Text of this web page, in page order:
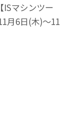
マシンツー
月6日(木)～11